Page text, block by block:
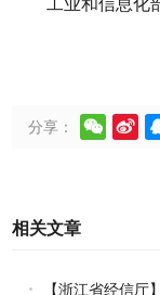
分享：  
相关文章
【浙江省经信